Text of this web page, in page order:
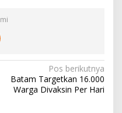
Pos berikutnya
Batam Targetkan 16.000
Warga Divaksin Per Hari